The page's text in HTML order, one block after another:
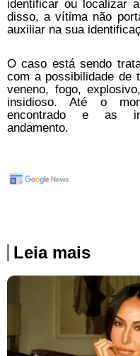
identificar ou localizar
disso, a vítima não
auxiliar na sua
O caso está sendo
com a possibilidade de
veneno, fogo,
insidioso. Até o
encontrado e as
andamento.
Leia mais